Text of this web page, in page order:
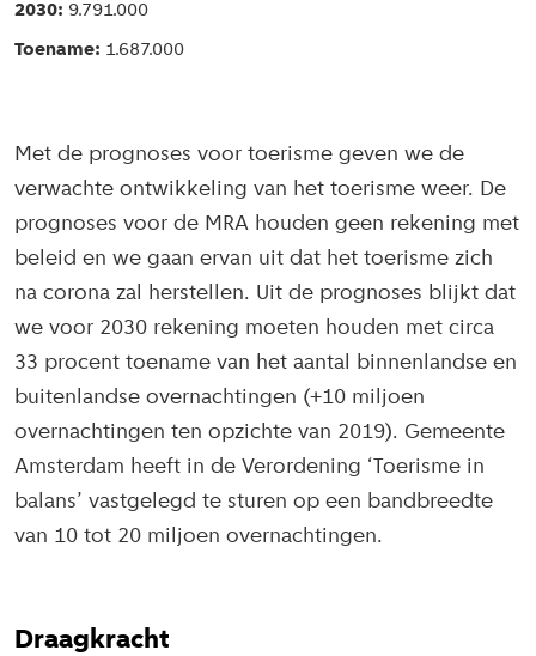
9.791.000
1.687.000
Met de prognoses voor toerisme geven we de
verwachte ontwikkeling van het toerisme weer. De
prognoses voor de MRA houden geen rekening met
beleid en we gaan ervan uit dat het toerisme zich
na corona zal herstellen. Uit de prognoses blijkt dat
we voor 2030 rekening moeten houden met circa
33 procent toename van het aantal binnenlandse en
buitenlandse overnachtingen (+10 miljoen
overnachtingen ten opzichte van 2019). Gemeente
Amsterdam heeft in de Verordening ‘Toerisme in
balans’ vastgelegd te sturen op een bandbreedte
van 10 tot 20 miljoen overnachtingen.
Draagkracht